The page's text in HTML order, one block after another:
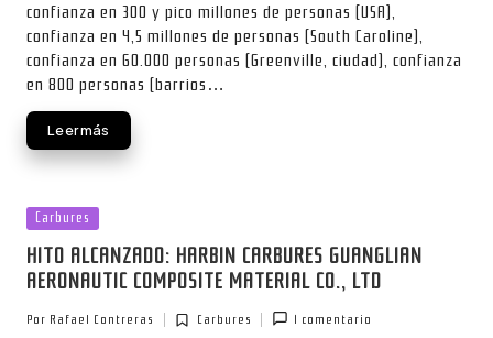
confianza en 300 y pico millones de personas (USA),
confianza en 4,5 millones de personas (South Caroline),
confianza en 60.000 personas (Greenville, ciudad), confianza
en 800 personas (barrios…
Leer más
Publicada
en
Carbures
HITO ALCANZADO: HARBIN CARBURES GUANGLIAN
AERONAUTIC COMPOSITE MATERIAL CO., LTD
Por Rafael Contreras
Publicada
Carbures 1 comentario